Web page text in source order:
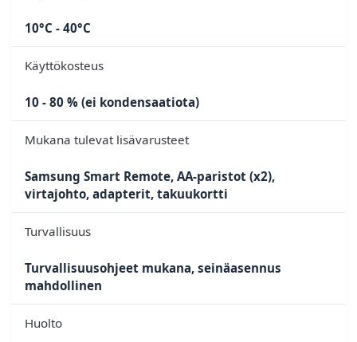
10°C - 40°C
Käyttökosteus
10 - 80 % (ei kondensaatiota)
Mukana tulevat lisävarusteet
Samsung Smart Remote, AA-paristot (x2),
virtajohto, adapterit, takuukortti
Turvallisuus
Turvallisuusohjeet mukana, seinäasennus
mahdollinen
Huolto